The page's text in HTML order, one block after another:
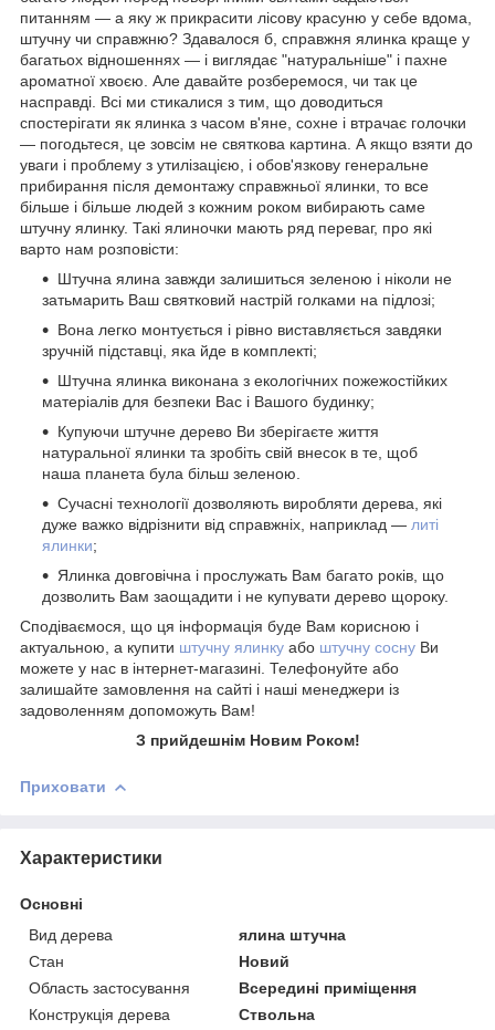
питанням ― а яку ж прикрасити лісову красуню у себе вдома,
штучну чи справжню? Здавалося б, справжня ялинка краще у
багатьох відношеннях ― і виглядає "натуральніше" і пахне
ароматної хвоєю. Але давайте розберемося, чи так це
насправді. Всі ми стикалися з тим, що доводиться
спостерігати як ялинка з часом в'яне, сохне і втрачає голочки
― погодьтеся, це зовсім не святкова картина. А якщо взяти до
уваги і проблему з утилізацією, і обов'язкову генеральне
прибирання після демонтажу справжньої ялинки, то все
більше і більше людей з кожним роком вибирають саме
штучну ялинку. Такі ялиночки мають ряд переваг, про які
варто нам розповісти:
Штучна ялина завжди залишиться зеленою і ніколи не
затьмарить Ваш святковий настрій голками на підлозі;
Вона легко монтується і рівно виставляється завдяки
зручній підставці, яка йде в комплекті;
Штучна ялинка виконана з екологічних пожежостійких
матеріалів для безпеки Вас і Вашого будинку;
Купуючи штучне дерево Ви зберігаєте життя
натуральної ялинки та зробіть свій внесок в те, щоб
наша планета була більш зеленою.
Сучасні технології дозволяють виробляти дерева, які
дуже важко відрізнити від справжніх, наприклад ― литі
ялинки;
Ялинка довговічна і прослужать Вам багато років, що
дозволить Вам заощадити і не купувати дерево щороку.
Сподіваємося, що ця інформація буде Вам корисною і
актуальною, а купити штучну ялинку або штучну сосну Ви
можете у нас в інтернет-магазині. Телефонуйте або
залишайте замовлення на сайті і наші менеджери із
задоволенням допоможуть Вам!
З прийдешнім Новим Роком!
Приховати
Характеристики
Основні
Вид дерева
ялина штучна
Стан
Новий
Область застосування
Всередині приміщення
Конструкція дерева
Ствольна